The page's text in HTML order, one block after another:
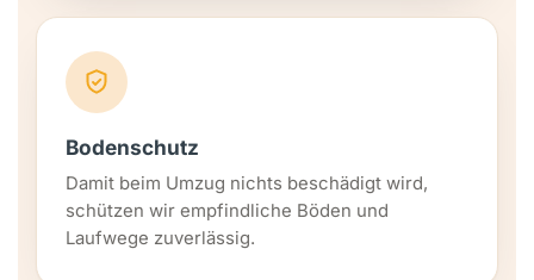
Bodenschutz
Damit beim Umzug nichts beschädigt wird,
schützen wir empfindliche Böden und
Laufwege zuverlässig.